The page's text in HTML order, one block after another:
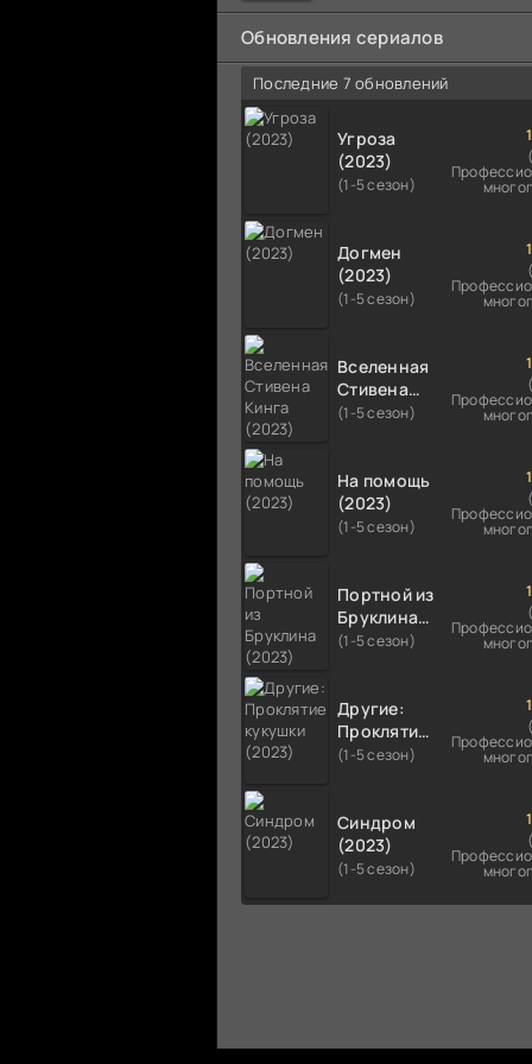
намного
Обновления сериалов
Последние 7 обновлений
Угроза
(2023)
(1-5 сезон)
Догмен
(2023)
(1-5 сезон)
Вселенная
Стивена
Кинга
(1-5 сезон)
На помощь
(2023)
(1-5 сезон)
Портной из
Бруклина
(2023)
(1-5 сезон)
Другие:
Проклятие
кукушки
(1-5 сезон)
Синдром
(2023)
(1-5 сезон)